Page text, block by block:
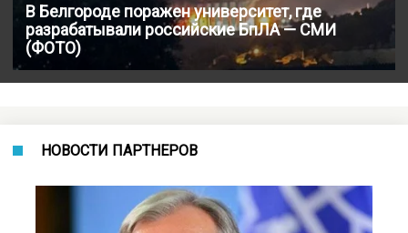
В Белгороде поражен университет, где
разрабатывали российские БпЛА — СМИ
(ФОТО)
НОВОСТИ ПАРТНЕРОВ